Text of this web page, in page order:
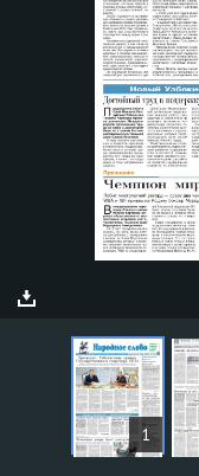
1
ARTICLES
Page №1